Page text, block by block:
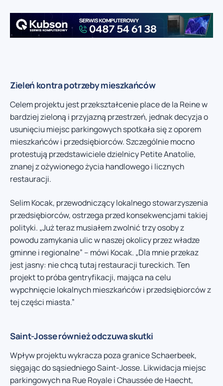
Zieleń kontra potrzeby mieszkańców
Celem projektu jest przekształcenie place de la Reine w
bardziej zieloną i przyjazną przestrzeń, jednak decyzja o
usunięciu miejsc parkingowych spotkała się z oporem
mieszkańców i przedsiębiorców. Szczególnie mocno
protestują przedstawiciele dzielnicy Petite Anatolie,
znanej z ożywionego życia handlowego i licznych
restauracji.
Selim Kocak, przewodniczący lokalnego stowarzyszenia
przedsiębiorców, ostrzega przed konsekwencjami takiej
polityki. „Już teraz musiałem zwolnić trzy osoby z
powodu zamykania ulic w naszej okolicy przez władze
gminne i regionalne” – mówi Kocak. „Dla mnie przekaz
jest jasny: nie chcą tutaj restauracji tureckich. Ten
projekt to próba gentryfikacji, mająca na celu
wypchnięcie lokalnych mieszkańców i przedsiębiorców z
tej części miasta.”
Saint-Josse również odczuwa skutki
Wpływ projektu wykracza poza granice Schaerbeek,
sięgając do sąsiedniego Saint-Josse. Likwidacja miejsc
parkingowych na Rue Royale i Chaussée de Haecht,